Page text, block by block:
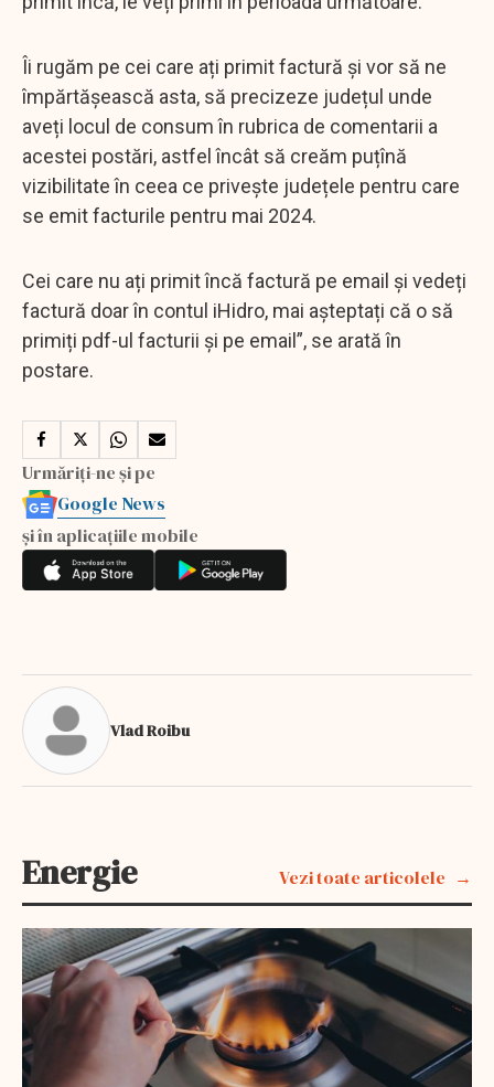
Îi rugăm pe cei care ați primit factură și vor să ne
împărtășească asta, să precizeze județul unde
aveți locul de consum în rubrica de comentarii a
acestei postări, astfel încât să creăm puțînă
vizibilitate în ceea ce privește județele pentru care
se emit facturile pentru mai 2024.
Cei care nu ați primit încă factură pe email și vedeți
factură doar în contul iHidro, mai așteptați că o să
primiți pdf-ul facturii și pe email”, se arată în
postare.
Urmăriți-ne și pe
Google News
și în aplicațiile mobile
Vlad Roibu
Energie Vezi toate articolele